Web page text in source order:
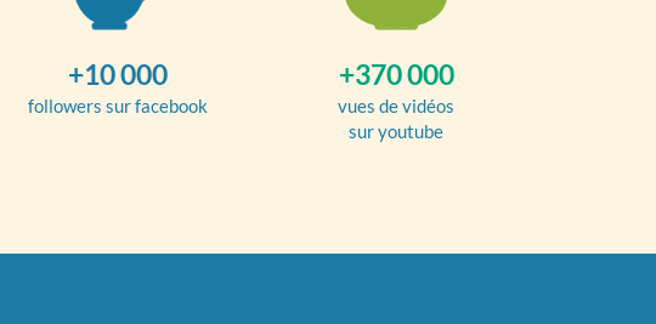
+10 000
followers sur facebook
+370 000
vues de vidéos
sur youtube